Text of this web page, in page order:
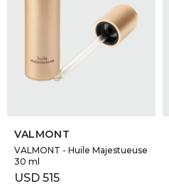
VALMONT
VALMONT - Huile Majestueuse
30 ml
USD 515